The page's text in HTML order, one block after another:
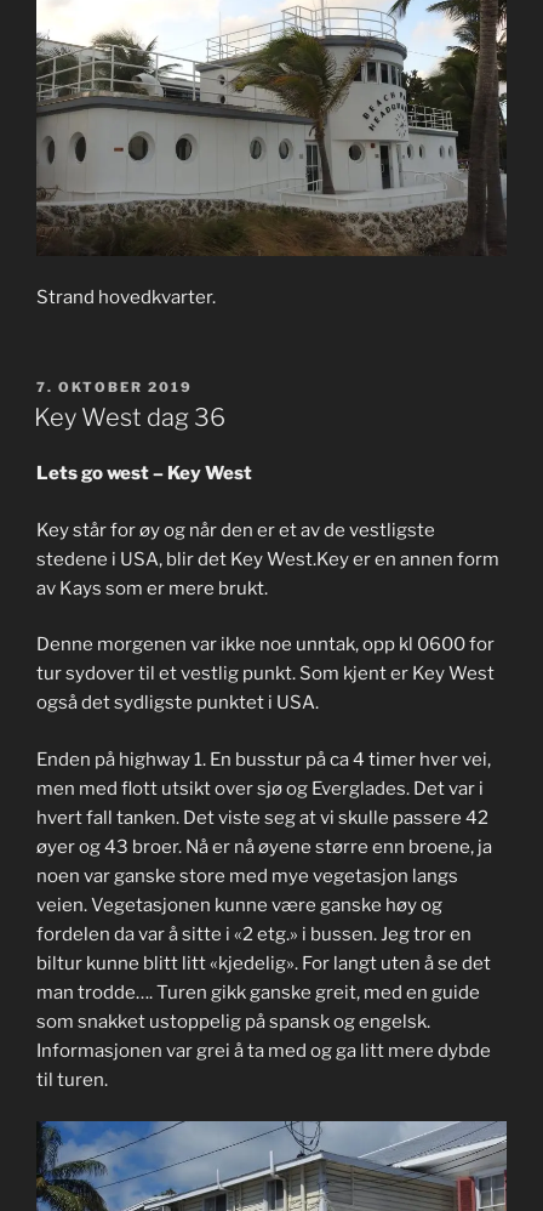
Strand hovedkvarter.
PUBLISERT
7. OKTOBER 2019
Key West dag 36
Lets go west – Key West
Key står for øy og når den er et av de vestligste
stedene i USA, blir det Key West.Key er en annen form
av Kays som er mere brukt.
Denne morgenen var ikke noe unntak, opp kl 0600 for
tur sydover til et vestlig punkt. Som kjent er Key West
også det sydligste punktet i USA.
Enden på highway 1. En busstur på ca 4 timer hver vei,
men med flott utsikt over sjø og Everglades. Det var i
hvert fall tanken. Det viste seg at vi skulle passere 42
øyer og 43 broer. Nå er nå øyene større enn broene, ja
noen var ganske store med mye vegetasjon langs
veien. Vegetasjonen kunne være ganske høy og
fordelen da var å sitte i «2 etg.» i bussen. Jeg tror en
biltur kunne blitt litt «kjedelig». For langt uten å se det
man trodde…. Turen gikk ganske greit, med en guide
som snakket ustoppelig på spansk og engelsk.
Informasjonen var grei å ta med og ga litt mere dybde
til turen.